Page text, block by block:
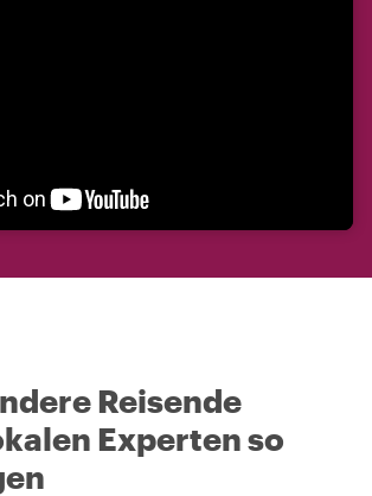
Reisende
Experten so